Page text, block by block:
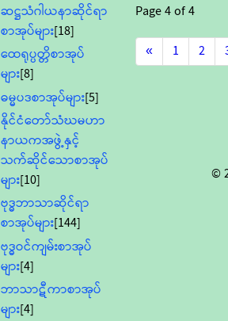
ဆဋ္ဌသံဂါယနာဆိုင်ရာ
စာအုပ်များ[18]
ထေရုပ္ပတ္တိစာအုပ်
များ[8]
ဓမ္မပဒစာအုပ်များ[5]
နိုင်ငံတော်သံဃမဟာ
နာယကအဖွဲ့နှင့်
သက်ဆိုင်သောစာအုပ်
များ[10]
ဗုဒ္ဓဘာသာဆိုင်ရာ
စာအုပ်များ[144]
ဗုဒ္ဓဝင်ကျမ်းစာအုပ်
များ[4]
ဘာသာဋီကာစာအုပ်
များ[4]
Page4of4
«
1 2
©